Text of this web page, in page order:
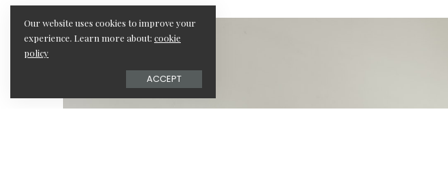
Our website uses cookies to improve your
experience. Learn more about: cookie
policy
ACCEPT